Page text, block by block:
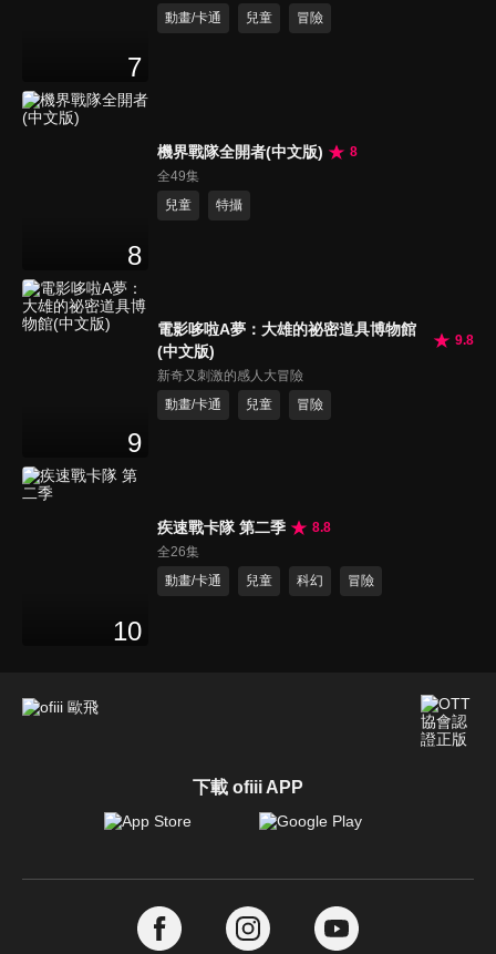
7
動畫/卡通
兒童 冒險
8
機界戰隊全開者(中文版)
8
全49集
兒童
特攝
9
電影哆啦A夢：大雄的祕密道具博物館
(中文版)
9.8
新奇又刺激的感人大冒險
動畫/卡通
兒童 冒險
10
疾速戰卡隊 第二季
8.8
全26集
動畫/卡通
兒童 科幻 冒險
下載 ofiii APP